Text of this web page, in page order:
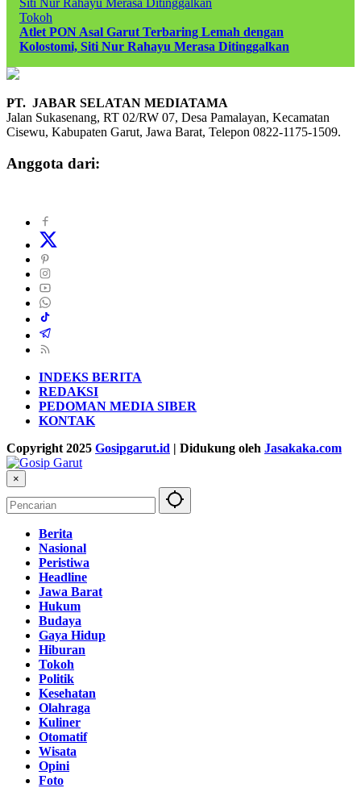
Tokoh
Atlet PON Asal Garut Terbaring Lemah dengan
Kolostomi, Siti Nur Rahayu Merasa Ditinggalkan
PT. JABAR SELATAN MEDIATAMA
Jalan Sukasenang, RT 02/RW 07, Desa Pamalayan, Kecamatan
Cisewu, Kabupaten Garut, Jawa Barat, Telepon 0822-1175-1509.
Anggota dari:
INDEKS BERITA
REDAKSI
PEDOMAN MEDIA SIBER
KONTAK
Copyright 2025 Gosipgarut.id | Didukung oleh Jasakaka.com
×
Berita
Nasional
Peristiwa
Headline
Jawa Barat
Hukum
Budaya
Gaya Hidup
Hiburan
Tokoh
Politik
Kesehatan
Olahraga
Kuliner
Otomatif
Wisata
Opini
Foto